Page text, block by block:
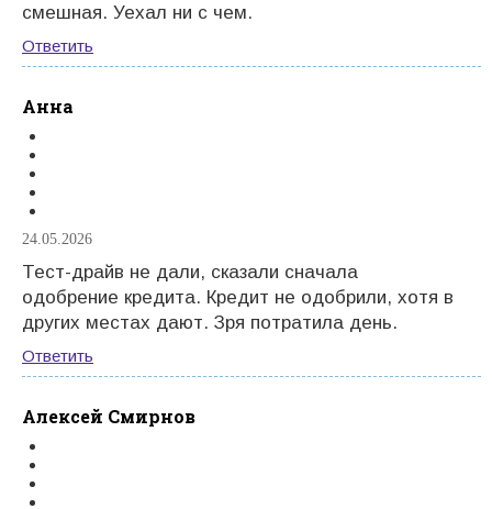
смешная. Уехал ни с чем.
Ответить
Анна
24.05.2026
Тест-драйв не дали, сказали сначала
одобрение кредита. Кредит не одобрили, хотя в
других местах дают. Зря потратила день.
Ответить
Алексей Смирнов